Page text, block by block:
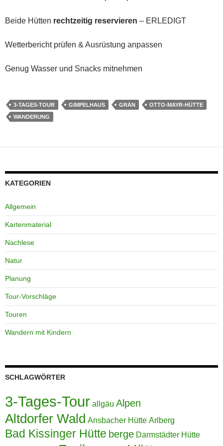
Beide Hütten rechtzeitig reservieren – ERLEDIGT
Wetterbericht prüfen & Ausrüstung anpassen
Genug Wasser und Snacks mitnehmen
3-TAGES-TOUR GIMPELHAUS GRÄN
OTTO-MAYR-HÜTTE
WANDERUNG
KATEGORIEN
Allgemein
Kartenmaterial
Nachlese
Natur
Planung
Tour-Vorschläge
Touren
Wandern mit Kindern
SCHLAGWÖRTER
3-Tages-Tour allgäu Alpen
Altdorfer Wald Ansbacher Hütte Arlberg
Bad Kissinger Hütte berge Darmstädter Hütte